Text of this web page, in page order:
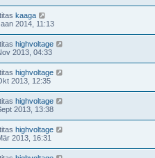
kaaga
2014, 11:13
highvoltage
2013, 04:33
highvoltage
2013, 12:35
highvoltage
2013, 13:38
highvoltage
2013, 16:31